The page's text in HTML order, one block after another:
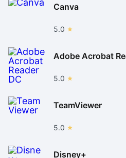
Canva
5.0
Adobe Acrobat
5.0
TeamViewer
5.0
Disney+